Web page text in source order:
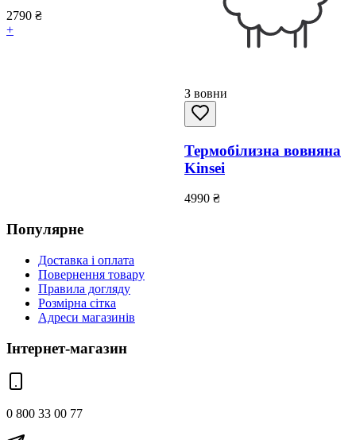
2790 ₴
+
З вовни
Термобілизна вовняна
Kinsei
4990 ₴
Популярне
Доставка і оплата
Повернення товару
Правила догляду
Розмірна сітка
Адреси магазинів
Інтернет-магазин
0 800 33 00 77